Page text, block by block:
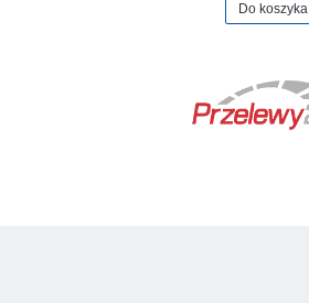
Do koszyka